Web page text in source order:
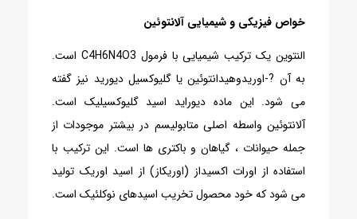
خواص فیزیکی و شیمیایی آلانتوئین
النتوین یک ترکیب شیمیایی با فرمول C4H6N4O3 است.
به آن ?-اوریدوهیدانتوئین یا گلیوکسیل دیورید نیز گفته
می شود. این ماده دیوراید اسید گلیوکسیلیک است.
آلانتوئین واسطه اصلی متابولیسم در بیشتر موجودات از
جمله حیوانات ، گیاهان و باکتری ها است. این ترکیب با
استفاده از اورات اکسیداز (اوریکاز) از اسید اوریک تولید
می شود که خود محصول تخریب اسیدهای نوکلئیک است.